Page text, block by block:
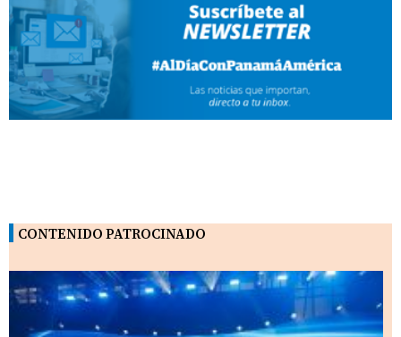
CONTENIDO PATROCINADO